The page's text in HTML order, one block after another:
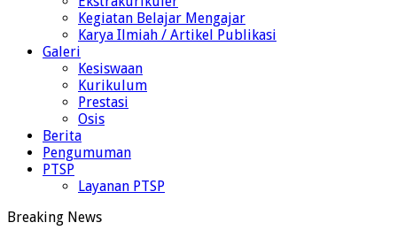
Kegiatan Belajar Mengajar
Karya Ilmiah / Artikel Publikasi
Galeri
Kesiswaan
Kurikulum
Prestasi
Osis
Berita
Pengumuman
PTSP
Layanan PTSP
Breaking News